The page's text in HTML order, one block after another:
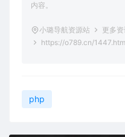
内容。
小璐导航资源站 更多
https://o789.cn/
php